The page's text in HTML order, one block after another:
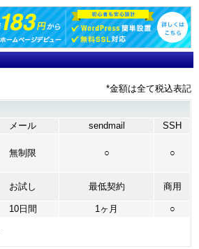
*金額は全て税込表記
メール sendmail SSH
無制限 ○ ○
お試し 最低契約 商用
10日間 1ヶ月
○